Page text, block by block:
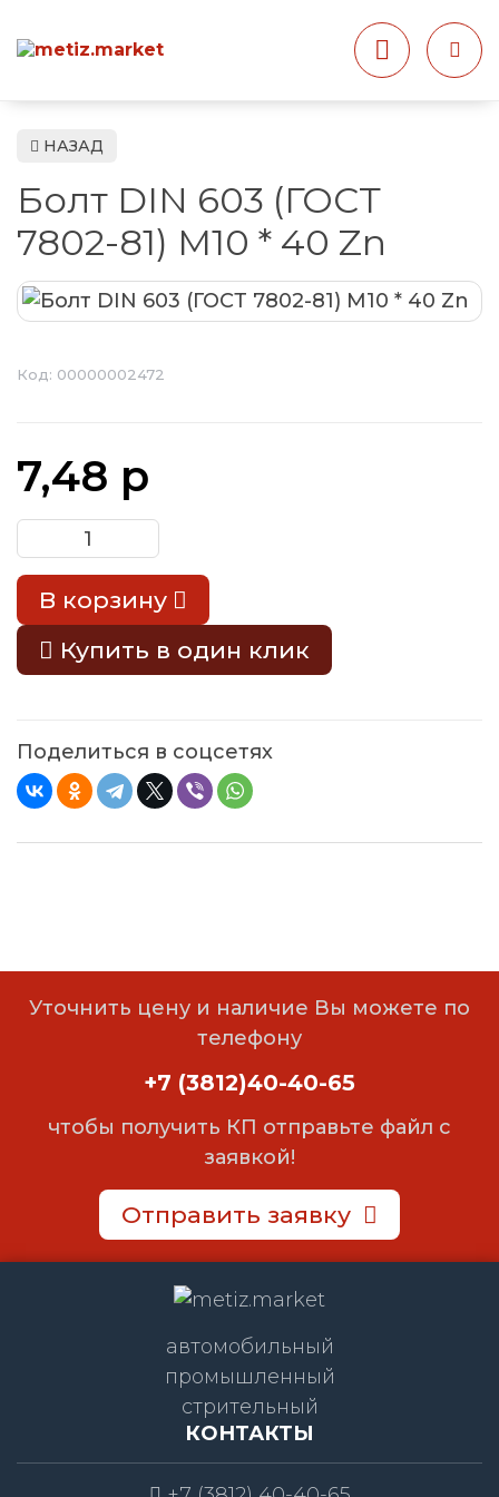
НАЗАД
Болт DIN 603 (ГОСТ
7802-81) М10 * 40 Zn
Код: 00000002472
7,48 р
В корзину
Купить в один клик
Поделиться в соцсетях
Уточнить цену и наличие Вы можете по
телефону
+7 (3812)40-40-65
чтобы получить КП отправьте файл с
заявкой!
Отправить заявку
автомобильный
промышленный
стрительный
КОНТАКТЫ